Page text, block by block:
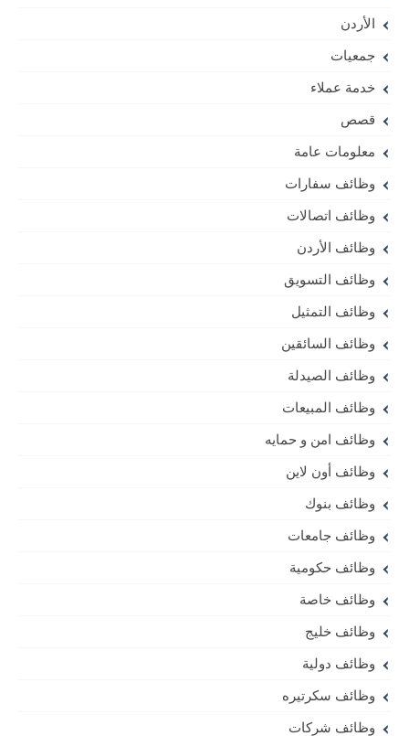
الأردن
جمعيات
خدمة عملاء
قصص
معلومات عامة
وظائف سفارات
وظائف اتصالات
وظائف الأردن
وظائف التسويق
وظائف التمثيل
وظائف السائقين
وظائف الصيدلة
وظائف المبيعات
وظائف امن و حمايه
وظائف أون لاين
وظائف بنوك
وظائف جامعات
وظائف حكومية
وظائف خاصة
وظائف خليج
وظائف دولية
وظائف سكرتيره
وظائف شركات